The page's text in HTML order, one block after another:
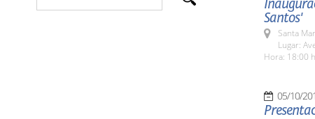
Santos'
Santa
Lugar:
Hora: 18:00
05/10/